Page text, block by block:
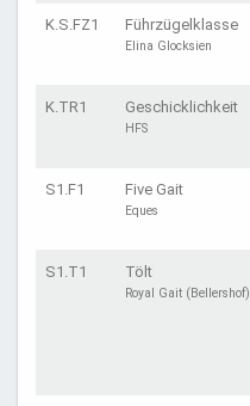
K.S.FZ1 Führzügelklasse
Elina Glocksien
K.TR1 Geschicklichkeit
HFS
S1.F1 Five Gait
Eques
S1.T1 Tölt
Royal Gait (Bellershof)